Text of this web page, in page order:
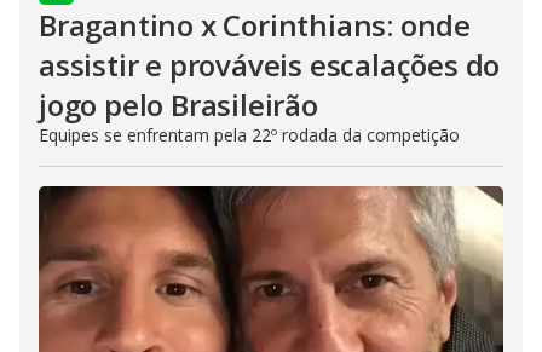
Bragantino x Corinthians: onde
assistir e prováveis escalações do
jogo pelo Brasileirão
Equipes se enfrentam pela 22º rodada da competição